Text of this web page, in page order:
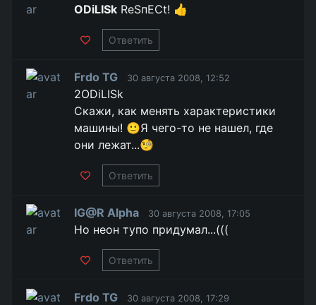
ODiLISk RеSпEСt! 👍
Ответить
Frdo TG 30 августа 2008, 12:52
2ODiLISk
Скажи, как менять характеристики
машины! 🙂Я чего-то не нашел, где
они лежат...🧐
Ответить
IG@R Alpha 30 августа 2008, 17:05
Но неон тупо придумал...(((
Ответить
Frdo TG 30 августа 2008, 17:29